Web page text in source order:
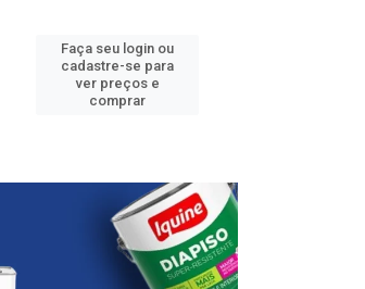
Faça seu login ou
cadastre-se para
ver preços e
comprar